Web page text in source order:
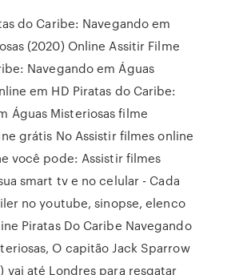
do Caribe: Navegando em
(2020) Online Assitir Filme
Navegando em Águas
em HD Piratas do Caribe:
Águas Misteriosas filme
grátis No Assistir filmes online
você pode: Assistir filmes
smart tv e no celular - Cada
no youtube, sinopse, elenco
Piratas Do Caribe Navegando
O capitão Jack Sparrow
vai até Londres para resgatar